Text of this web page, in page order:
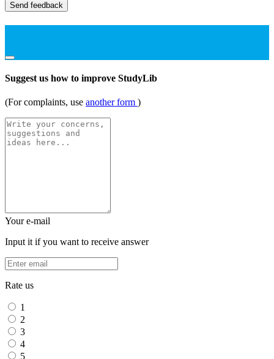
Send feedback
Suggest us how to improve StudyLib
(For complaints, use another form )
Your e-mail
Input it if you want to receive answer
Rate us
1
2
3
4
5